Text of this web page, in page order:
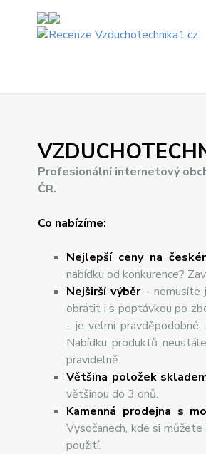
Profesionální internetový
ČR.
Co nabízíme:
Nejlepší ceny na
nabídku od konkurence?
Nejširšívýběr- nemusíte
obrátit i s poptávkou po
- je velmi pravděpodobné,
Nabídku produktů
pravidelně.
Většina položek
většinou do 3 dnů.
Kamenná prodejna s
Vysočanech, kde si
použití.